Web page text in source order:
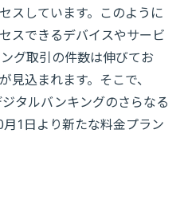
スしています。このように
スできるデバイスやサービ
グ取引の件数は伸びてお
見込まれます。そこで、
タルバンキングのさらなる
1日より新たな料金プラン